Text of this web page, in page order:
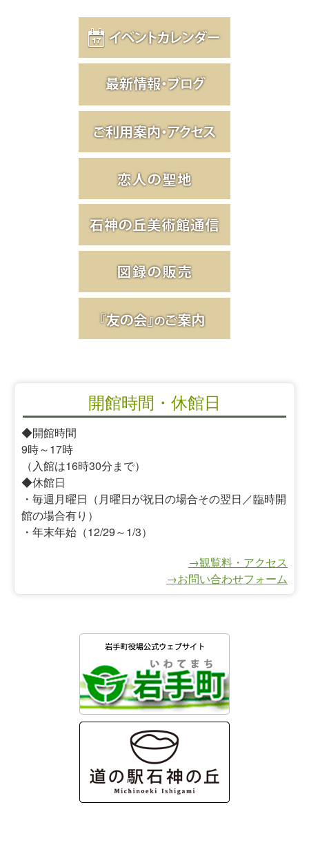
開館時間・休館日
◆開館時間
9時～17時
（入館は16時30分まで）
◆休館日
・毎週月曜日（月曜日が祝日の場合その翌日／臨時開
館の場合有り）
・年末年始（12/29～1/3）
→観覧料・アクセス
→お問い合わせフォーム